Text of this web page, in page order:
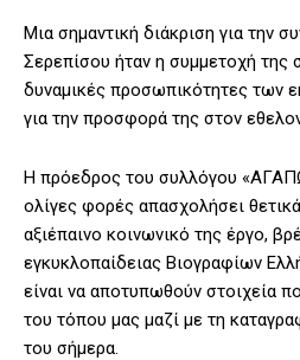
Μια σημαντική διάκριση για την
Σερεπίσου ήταν η συμμετοχή της
δυναμικές προσωπικότητες των
για την προσφορά της στον
Η πρόεδρος του συλλόγου
ολίγες φορές απασχολήσει
αξιέπαινο κοινωνικό της έργο,
εγκυκλοπαίδειας Βιογραφίων
είναι να αποτυπωθούν στοιχεία
του τόπου μας μαζί με τη
του σήμερα.